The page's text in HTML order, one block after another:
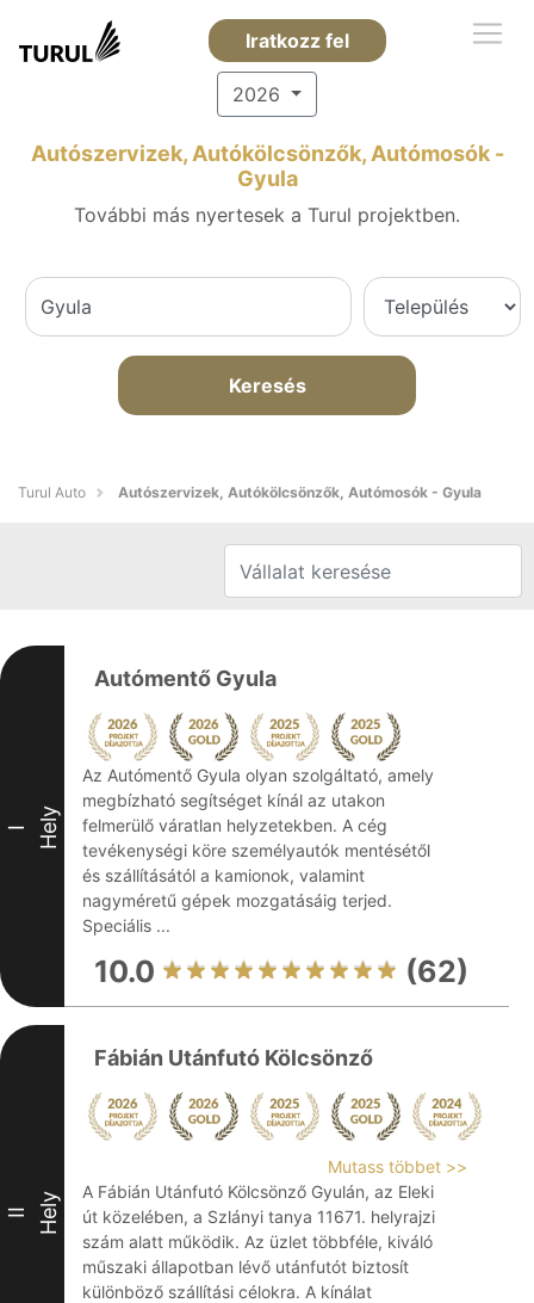
Iratkozz fel
2026
Autószervizek, Autókölcsönzők, Autómosók -
Gyula
További más nyertesek a Turul projektben.
Keresés
Turul Auto Autószervizek, Autókölcsönzők, Autómosók - Gyula
I Hely
Autómentő Gyula
Az Autómentő Gyula olyan szolgáltató, amely
megbízható segítséget kínál az utakon
felmerülő váratlan helyzetekben. A cég
tevékenységi köre személyautók mentésétől
és szállításától a kamionok, valamint
nagyméretű gépek mozgatásáig terjed.
Speciális ...
10.0 (62)
II Hely
Fábián Utánfutó Kölcsönző
Mutass többet >>
A Fábián Utánfutó Kölcsönző Gyulán, az Eleki
út közelében, a Szlányi tanya 11671. helyrajzi
szám alatt működik. Az üzlet többféle, kiváló
műszaki állapotban lévő utánfutót biztosít
különböző szállítási célokra. A kínálat